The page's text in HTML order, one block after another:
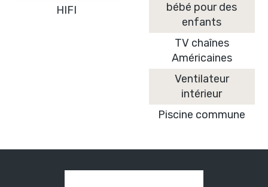
HIFI
bébé pour des
enfants
TV chaînes
Américaines
Ventilateur
intérieur
Piscine commune